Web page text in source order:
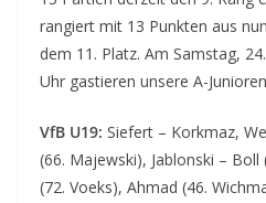
rangiert mit 13 Punkten aus
dem 11. Platz. Am Samstag,
Uhr gastieren unsere A-
VfB U19: Siefert – Korkmaz,
(66. Majewski), Jablonski –
(72. Voeks), Ahmad (46.